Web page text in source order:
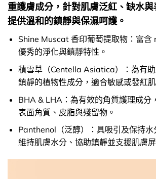
重護膚成分，針對肌膚泛紅、缺水與
提供溫和的鎮靜與保濕呵護。
Shine Muscat 香印葡萄提取物：富
優秀的淨化與鎮靜特性。
積雪草（Centella Asiatica）：為有
鎮靜的植物性成分，適合敏感或發紅
BHA & LHA：為有效的角質護理成分
表面角質、皮脂與殘留物。
Panthenol（泛醇）：具吸引及保持
維持肌膚水分、協助鎮靜並支援肌膚